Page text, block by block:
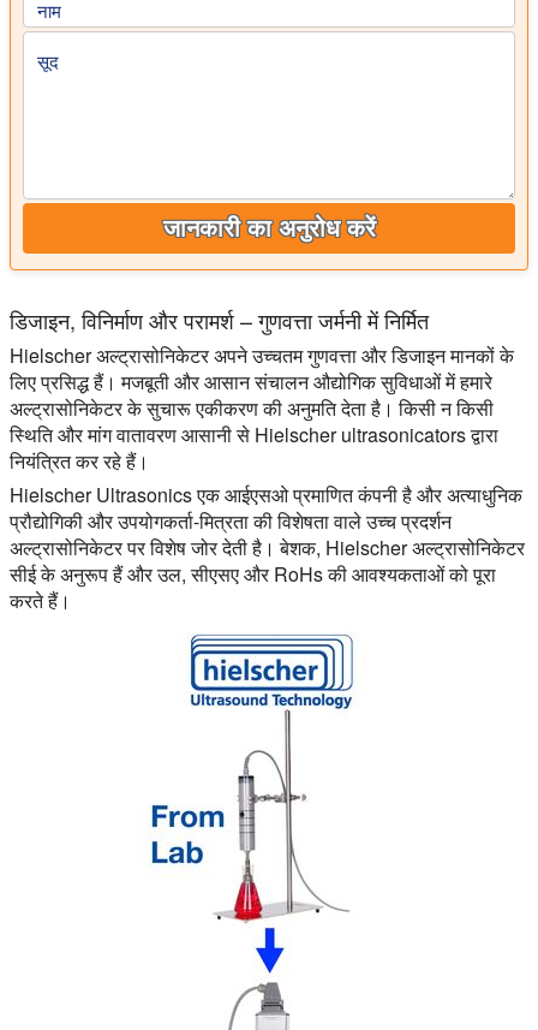
नाम
सूद
जानकारी का अनुरोध करें
डिजाइन, विनिर्माण और परामर्श – गुणवत्ता जर्मनी में निर्मित
Hielscher अल्ट्रासोनिकेटर अपने उच्चतम गुणवत्ता और डिजाइन मानकों के
लिए प्रसिद्ध हैं। मजबूती और आसान संचालन औद्योगिक सुविधाओं में हमारे
अल्ट्रासोनिकेटर के सुचारू एकीकरण की अनुमति देता है। किसी न किसी
स्थिति और मांग वातावरण आसानी से Hielscher ultrasonicators द्वारा
नियंत्रित कर रहे हैं।
Hielscher Ultrasonics एक आईएसओ प्रमाणित कंपनी है और अत्याधुनिक
प्रौद्योगिकी और उपयोगकर्ता-मित्रता की विशेषता वाले उच्च प्रदर्शन
अल्ट्रासोनिकेटर पर विशेष जोर देती है। बेशक, Hielscher अल्ट्रासोनिकेटर
सीई के अनुरूप हैं और उल, सीएसए और RoHs की आवश्यकताओं को पूरा
करते हैं।